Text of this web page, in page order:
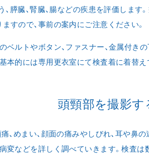
、膵臓、腎臓、腸などの疾患を評価しま
すので、事前の案内にご注意ください。
ベルトやボタン、ファスナー、金属付
本的には専用更衣室にて検査着に着替え
頭頸部を撮影す
、めまい、顔面の痛みやしびれ、耳や
変などを詳しく調べていきます。検査